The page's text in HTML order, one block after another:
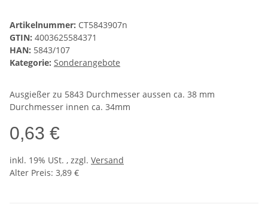
Artikelnummer: CT5843907n
GTIN: 4003625584371
HAN: 5843/107
Kategorie: Sonderangebote
Ausgießer zu 5843 Durchmesser aussen ca. 38 mm
Durchmesser innen ca. 34mm
0,63 €
inkl. 19% USt. , zzgl. Versand
Alter Preis: 3,89 €